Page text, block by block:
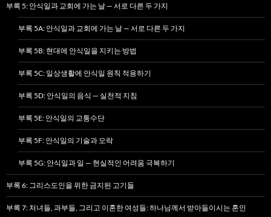
부록 5: 안식일과 교회에 가는 날 — 서로 다른 두 가지
부록 5A: 안식일과 교회에 가는 날 — 서로 다른 두 가지
부록 5B: 현대에 안식일을 지키는 방법
부록 5C: 일상생활에 안식일 원칙 적용하기
부록 5D: 안식일의 음식 — 실천적 지침
부록 5E: 안식일의 교통수단
부록 5F: 안식일의 기술과 오락
부록 5G: 안식일과 일 — 현실적인 어려움 극복하기
부록 6: 그리스도인을 위한 금지된 고기들
부록 7: 처녀들, 과부들, 그리고 이혼한 여성들: 하나님께서 받아들이시는 혼인